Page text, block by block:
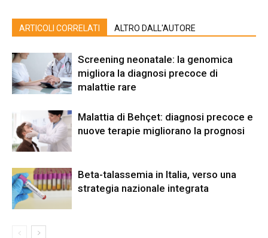
ARTICOLI CORRELATI ALTRO DALL'AUTORE
Screening neonatale: la genomica
migliora la diagnosi precoce di
malattie rare
Malattia di Behçet: diagnosi precoce e
nuove terapie migliorano la prognosi
Beta-talassemia in Italia, verso una
strategia nazionale integrata